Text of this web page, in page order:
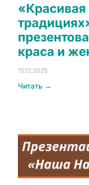
«Красивая
краса и
15.12.2025
Читать →